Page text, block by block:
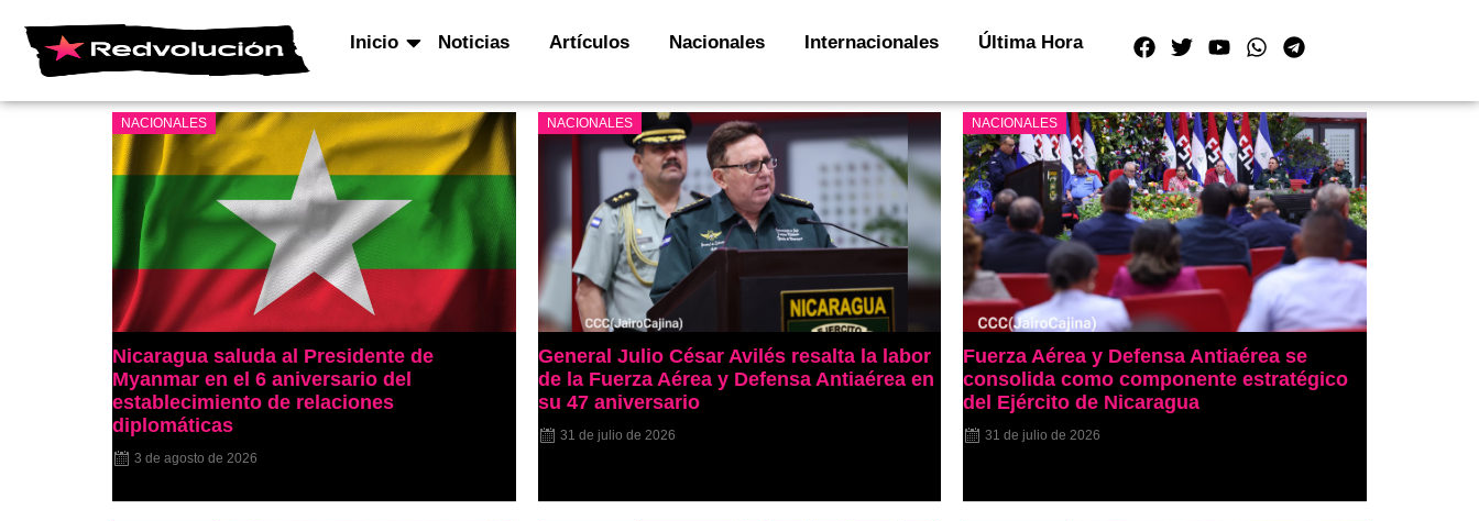
Inicio Noticias Artículos Nacionales Internacionales Última Hora
NACIONALES
Nicaragua saluda al Presidente de
Myanmar en el 6 aniversario del
establecimiento de relaciones
diplomáticas
3 de agosto de 2026
NACIONALES
General Julio César Avilés resalta la labor
de la Fuerza Aérea y Defensa Antiaérea en
su 47 aniversario
31 de julio de 2026
NACIONALES
Fuerza Aérea y Defensa Antiaérea se
consolida como componente estratégico
del Ejército de Nicaragua
31 de julio de 2026